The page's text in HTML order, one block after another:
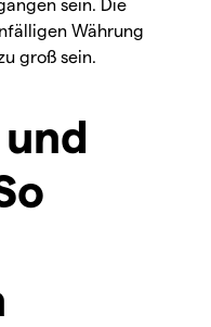
sein. Die
Währung
groß sein.